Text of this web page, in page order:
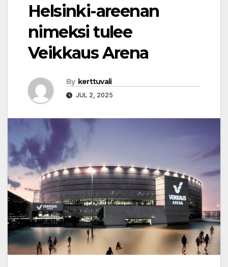
Helsinki-areenan
nimeksi tulee
Veikkaus Arena
By kerttuvali
JUL 2, 2025